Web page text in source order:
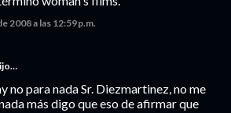
2008 a las 12:59 p.m.
no para nada Sr. Diezmartinez, no me
más digo que eso de afirmar que